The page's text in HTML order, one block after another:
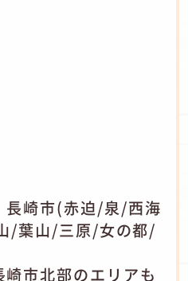
長崎市(赤迫/泉/西海
/葉山/三原/女の都/
市北部のエリアも